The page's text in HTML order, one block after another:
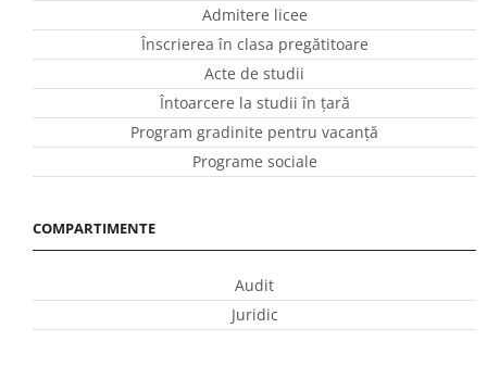
Admitere licee
Înscrierea în clasa pregătitoare
Acte de studii
Întoarcere la studii în ţară
Program gradinite pentru vacanţă
Programe sociale
COMPARTIMENTE
Audit
Juridic